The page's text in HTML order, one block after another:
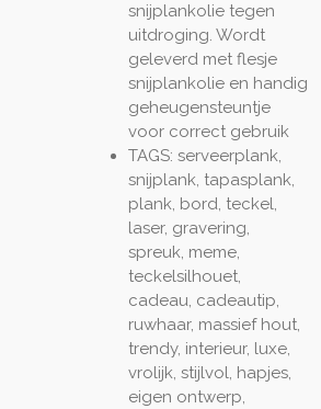
snijplankolie tegen
uitdroging. Wordt
geleverd met flesje
snijplankolie en handig
geheugensteuntje
voor correct gebruik
TAGS: serveerplank,
snijplank, tapasplank,
plank, bord, teckel,
laser, gravering,
spreuk, meme,
teckelsilhouet,
cadeau, cadeautip,
ruwhaar, massief hout,
trendy, interieur, luxe,
vrolijk, stijlvol, hapjes,
eigen ontwerp,